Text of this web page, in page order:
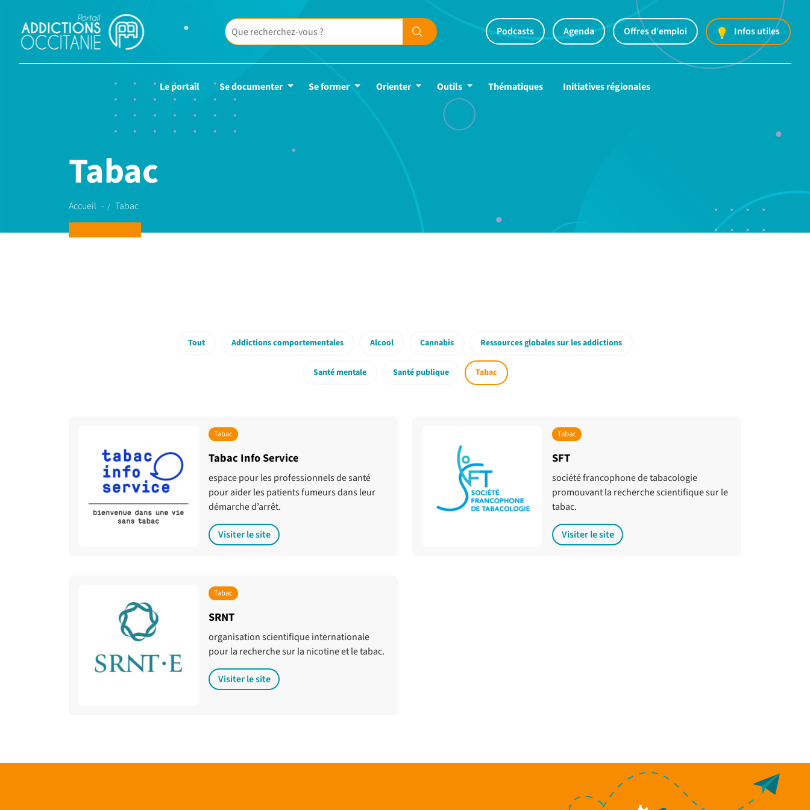
Podcasts Agenda Offres d'emploi Infos utiles
Le portail Se documenter Se former Orienter Outils Thématiques Initiatives régionales
Tabac
Accueil Tabac
Tout Addictions comportementales Alcool Cannabis Ressources globales sur les addictions
Santé mentale Santé publique Tabac
Tabac
Tabac Info Service
espace pour les professionnels de santé
pour aider les patients fumeurs dans leur
démarche d’arrêt.
Visiter le site
Tabac
SFT
société francophone de tabacologie
promouvant la recherche scientifique sur le
tabac.
Visiter le site
Tabac
SRNT
organisation scientifique internationale
pour la recherche sur la nicotine et le tabac.
Visiter le site